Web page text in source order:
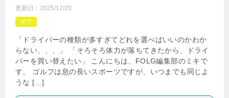
更新日： 2025/12/20
ギア
「ドライバーの種類が多すぎてどれを選べばいいのかわか
らない、、、」 「そろそろ体力が落ちてきたから、ドライ
バーを買い替えたい」 こんにちは、FOLG編集部のミキで
す。 ゴルフは息の長いスポーツですが、いつまでも同じよ
うな […]